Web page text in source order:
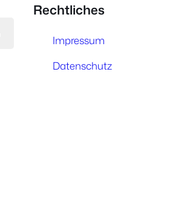
Rechtliches
Impressum
Datenschutz